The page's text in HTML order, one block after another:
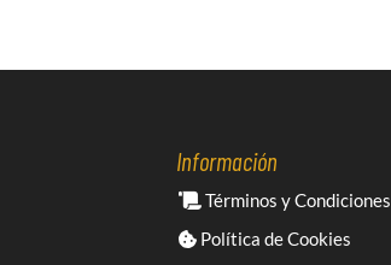
Información
Términos y Condiciones
Política de Cookies